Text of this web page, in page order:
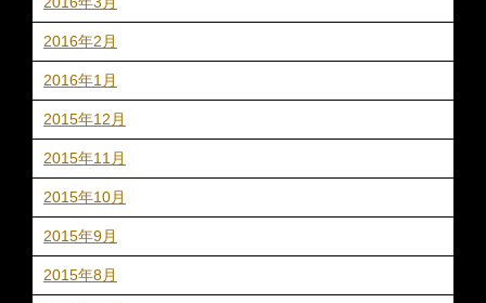
2016年2月
2016年1月
2015年12月
2015年11月
2015年10月
2015年9月
2015年8月